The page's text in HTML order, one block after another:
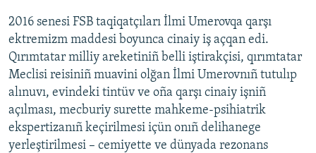
2016 senesi FSB taqiqatçıları İlmi Umerovqa qarşı
ektremizm maddesi boyunca cinaiy iş açqan edi.
Qırımtatar milliy areketiniñ belli iştirakçisi, qırımtatar
Meclisi reisiniñ muavini olğan İlmi Umerovnıñ tutulıp
alınuvı, evindeki tintüv ve oña qarşı cinaiy işniñ
açılması, mecburiy surette mahkeme-psihiatrik
ekspertizanıñ keçirilmesi içün onıñ delihanege
yerleştirilmesi – cemiyette ve dünyada rezonans